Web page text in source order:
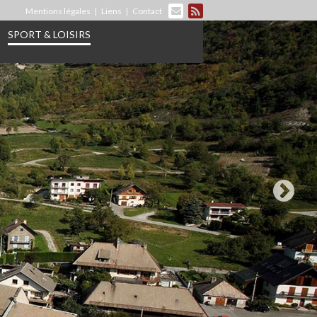
Mentions légales Liens Contact
SPORT & LOISIRS